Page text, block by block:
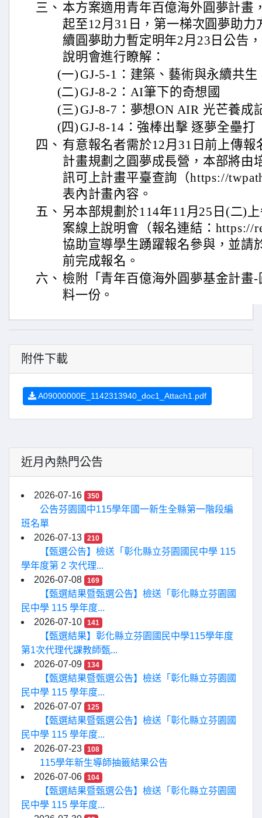
三、 本方案適用青年百億海外圓夢計畫
起至12月31日，第一梯次圓夢助力
續圓夢助力暫定明年2月23日公告
說明會進行瞭解：
(一)GJ-5-1：建築、藝術與永續共生
(二)GJ-8-2：AI筆下的奇想國
(三)GJ-8-7：夢想ON AIR 光芒養成
(四)GJ-8-14：強棒出擊 逐夢全壘打
四、 有意報名者需於12月31日前上傳報
計畫規劃之圓夢成長營，本部將由
訊可上計畫平臺查詢（https://
表內計畫內容。
五、 另本部規劃於114年11月25日(二)
案線上說明會（報名連結：https://
協助宣導學生踴躍報名參與，並請
前完成報名。
六、 檢附「青年百億海外圓夢基金計畫
料一份。
附件下載
A09000000E_1142313940_doc1_Attach1.pdf
近月內熱門公告
2026-07-16 350
公告芬園國中115學年國一新生全縣第一階段編
班名單
2026-07-13
210
【甄選公告】檢送「彰化縣立芬園國民中學 115
學年度第 2 次代理...
2026-07-08
169
【甄選結果暨甄選公告】檢送「彰化縣立芬園國
民中學 115 學年度...
2026-07-10
141
【甄選結果】彰化縣立芬園國民中學115學年度
第1次代理代課教師甄...
2026-07-09
134
【甄選結果暨甄選公告】檢送「彰化縣立芬園國
民中學 115 學年度...
2026-07-07
125
【甄選結果暨甄選公告】檢送「彰化縣立芬園國
民中學 115 學年度...
2026-07-23
108
115學年新生導師抽籤結果公告
2026-07-06
104
【甄選結果暨甄選公告】檢送「彰化縣立芬園國
民中學 115 學年度...